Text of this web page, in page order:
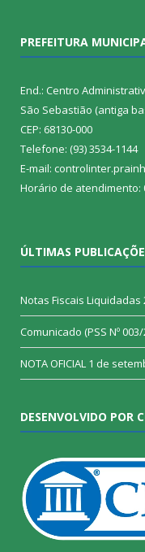
PREFEITURA
End.: Centro
São Sebastião (antiga
CEP: 68130-000
Telefone: (93) 3534-1144
E-mail:
Horário de atendimento:
ÚLTIMAS
Notas Fiscais Liquidadas
Comunicado (PSS Nº
NOTA OFICIAL 1 de
DESENVOLVIDO POR